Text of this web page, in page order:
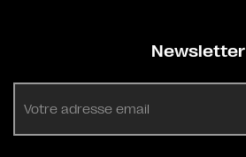
Newsletter